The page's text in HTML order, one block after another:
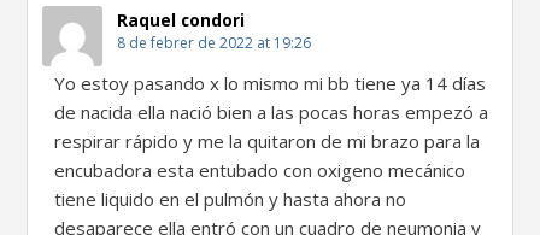
Raquel condori
8 de febrer de 2022 at 19:26
Yo estoy pasando x lo mismo mi bb tiene ya 14 días
de nacida ella nació bien a las pocas horas empezó a
respirar rápido y me la quitaron de mi brazo para la
encubadora esta entubado con oxigeno mecánico
tiene liquido en el pulmón y hasta ahora no
desaparece ella entró con un cuadro de neumonia y